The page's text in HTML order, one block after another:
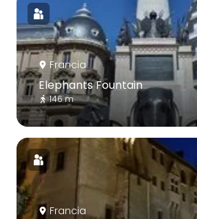
Francia
Elephants Fountain
146 m
Francia